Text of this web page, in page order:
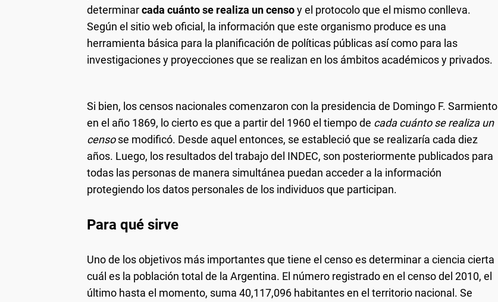
determinarcada cuánto se realiza un censoy el protocolo que el mismo conlleva.
Según el sitio web oficial, la información que este organismo produce es una
herramienta básica para la planificación de políticas públicas así como para las
investigaciones y proyecciones que se realizan en los ámbitos académicos y privados.
Si bien, los censos nacionales comenzaron con la presidencia de Domingo F. Sarmiento
en el año 1869, lo cierto es que a partir del 1960 el tiempo de cada cuánto se realiza un
censose modificó. Desde aquel entonces, se estableció que se realizaría cada diez
años. Luego, los resultados del trabajo del INDEC, son posteriormente publicados para
todas las personas de manera simultánea puedan acceder a la información
protegiendo los datos personales de los individuos que participan.
Para qué sirve
Uno de los objetivos más importantes que tiene el censo es determinar a ciencia cierta
cuál es la población total de la Argentina. El número registrado en el censo del 2010, el
último hasta el momento, suma 40,117,096 habitantes en el territorio nacional. Se